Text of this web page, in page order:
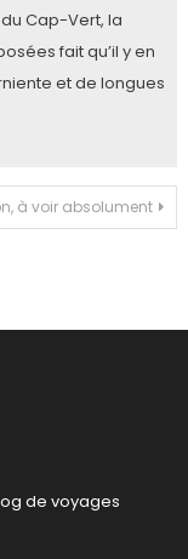
Cap-Vert, la
fait qu’il y en
et de longues
à voir absolument
de voyages